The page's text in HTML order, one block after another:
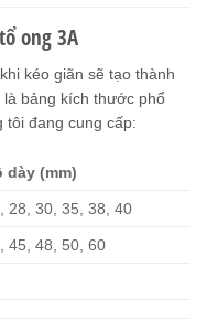
ong 3A
kéo giãn sẽ tạo thành
bảng kích thước phổ
tôi đang cung cấp:
dày (mm)
28, 30, 35, 38, 40
45, 48, 50, 60